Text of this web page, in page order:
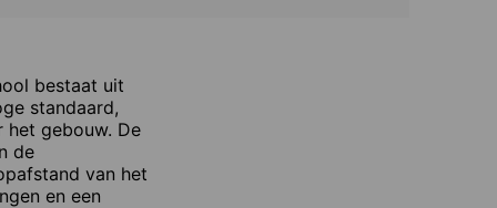
bestaat uit
standaard,
het gebouw. De
de
van het
en een